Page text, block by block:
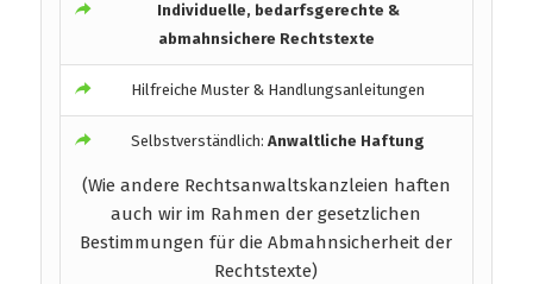
Individuelle, bedarfsgerechte &
abmahnsichere Rechtstexte
Hilfreiche Muster & Handlungsanleitungen
Selbstverständlich:Anwaltliche Haftung
(Wie andere Rechtsanwaltskanzleien haften
auch wir im Rahmen der gesetzlichen
Bestimmungen für die Abmahnsicherheit der
Rechtstexte)